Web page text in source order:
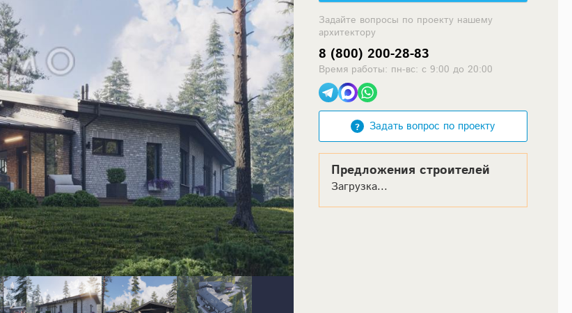
Задайте вопросы по проекту нашему
архитектору
8 (800) 200-28-83
Время работы: пн-вс: с 9:00 до 20:00
Задать вопрос по проекту
Предложения строителей
Загрузка...